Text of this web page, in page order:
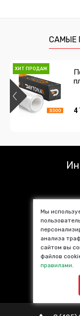
САМЫЕ
ХИТ ПРОДАЖ
4
Мы
анализа
сайтом вы
файлов
правилами.